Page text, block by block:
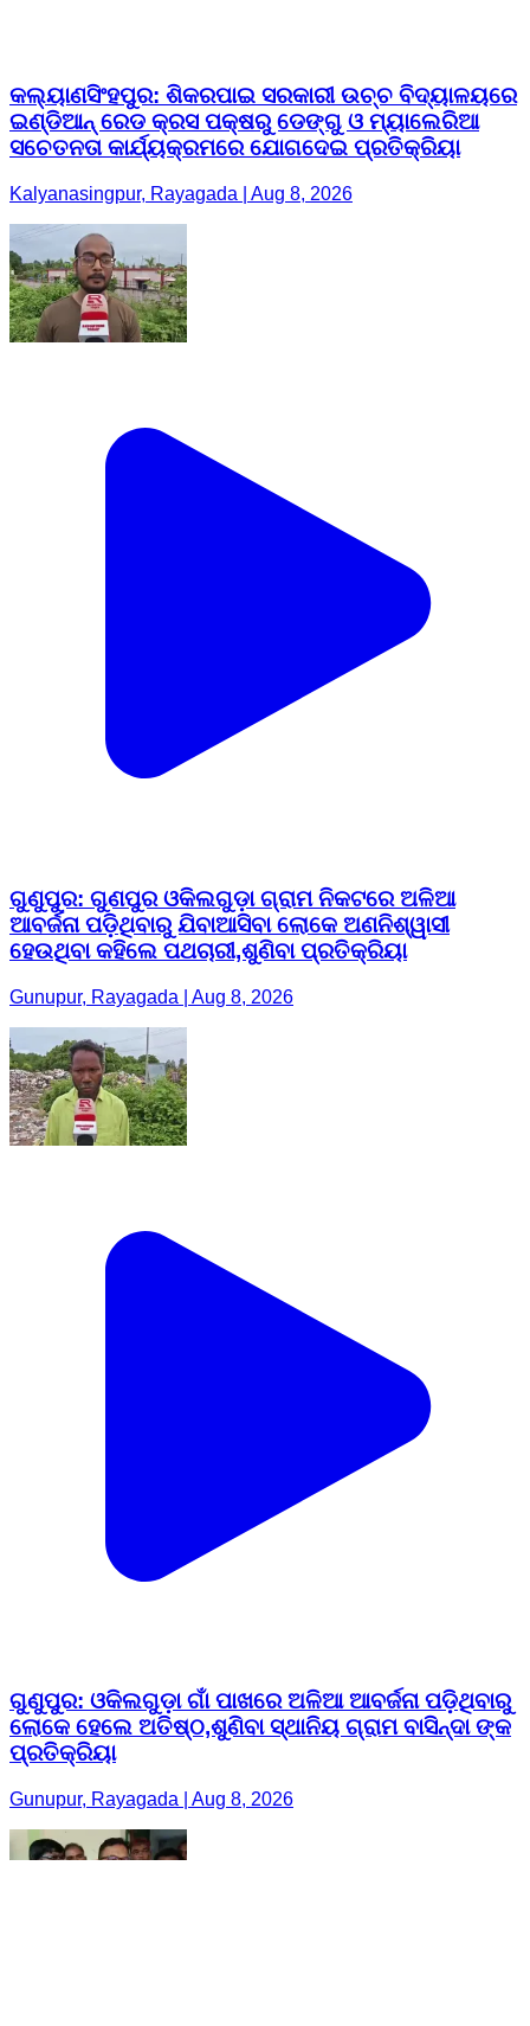
କଲ୍ୟାଣସିଂହପୁର: ଶିକରପାଇ ସରକାରୀ ଉଚ୍ଚ ବିଦ୍ୟାଳୟରେ
ଇଣ୍ଡିଆନ୍ ରେଡ କ୍ରସ ପକ୍ଷରୁ ଡେଙ୍ଗୁ ଓ ମ୍ୟାଲେରିଆ
ସଚେତନତା କାର୍ଯ୍ୟକ୍ରମରେ ଯୋଗଦେଇ ପ୍ରତିକ୍ରିୟା
Kalyanasingpur, Rayagada | Aug 8, 2026
ଗୁଣୁପୁର: ଗୁଣପୁର ଓକିଲଗୁଡ଼ା ଗ୍ରାମ ନିକଟରେ ଅଳିଆ
ଆବର୍ଜନା ପଡ଼ିଥିବାରୁ ଯିବାଆସିବା ଲୋକେ ଅଣନିଶ୍ୱାସୀ
ହେଉଥିବା କହିଲେ ପଥଚାରୀ,ଶୁଣିବା ପ୍ରତିକ୍ରିୟା
Gunupur, Rayagada | Aug 8, 2026
ଗୁଣୁପୁର: ଓକିଲଗୁଡ଼ା ଗାଁ ପାଖରେ ଅଳିଆ ଆବର୍ଜନା ପଡ଼ିଥିବାରୁ
ଲୋକେ ହେଲେ ଅତିଷ୍ଠ,ଶୁଣିବା ସ୍ଥାନିୟ ଗ୍ରାମ ବାସିନ୍ଦା ଙ୍କ
ପ୍ରତିକ୍ରିୟା
Gunupur, Rayagada | Aug 8, 2026